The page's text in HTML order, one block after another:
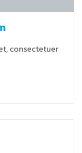
consectetuer